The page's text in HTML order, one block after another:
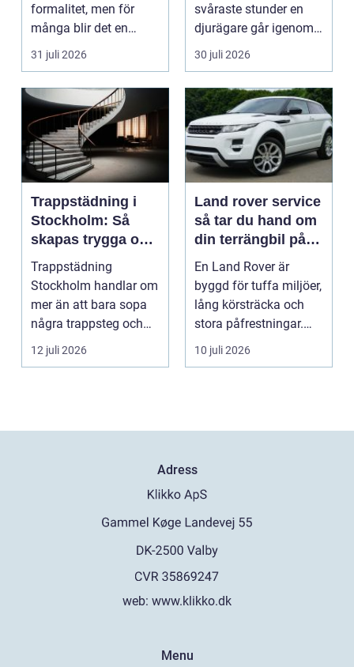
formalitet, men för
många blir det en
oväntad källa till str...
31 juli 2026
svåraste stunder en
djurägare går igenom.
Beslutet o...
30 juli 2026
Trappstädning i
Stockholm: Så
skapas trygga och
trivsamma
trapphus
Trappstädning
Stockholm handlar om
mer än att bara sopa
några trappsteg och
torka en...
12 juli 2026
Land rover service
så tar du hand om
din terrängbil på
rätt sätt
En Land Rover är
byggd för tuffa miljöer,
lång körsträcka och
stora påfrestningar.
Samtidigt är det ...
10 juli 2026
Adress
web: www.klikko.dk
Menu